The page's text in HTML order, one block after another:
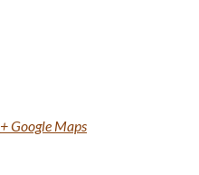
+ Google Maps